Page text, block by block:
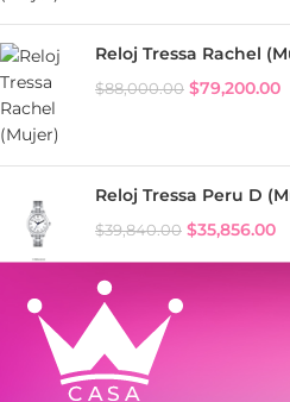
Reloj Tressa Rachel
$88,000.00 $79,200.00
Reloj Tressa Peru D
$39,840.00 $35,856.00